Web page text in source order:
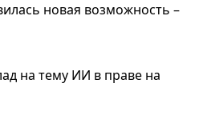
новая возможность –
на тему ИИ в праве на